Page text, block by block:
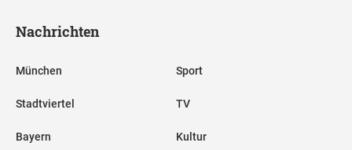
Nachrichten
München
Stadtviertel
Bayern
Sport
TV
Kultur